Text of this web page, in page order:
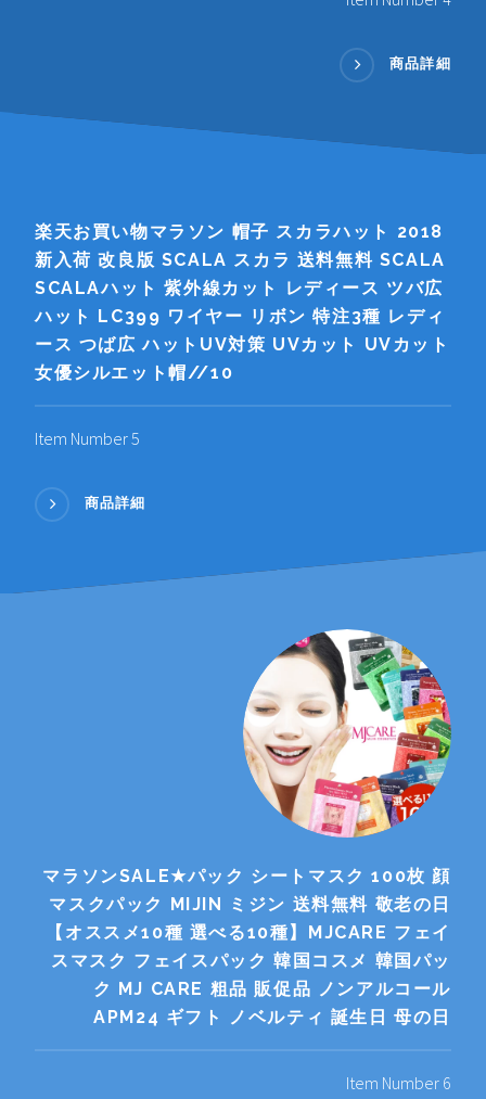
商品詳細
楽天お買い物マラソン 帽子 スカラハット 2018
新入荷 改良版 SCALA スカラ 送料無料 SCALA
SCALAハット 紫外線カット レディース ツバ広
ハット LC399 ワイヤー リボン 特注3種 レディ
ース つば広 ハットUV対策 UVカット UVカット
女優シルエット帽//10
Item Number 5
商品詳細
マラソンSALE★パック シートマスク 100枚 顔
マスクパック MIJIN ミジン 送料無料 敬老の日
【オススメ10種 選べる10種】MJCARE フェイ
スマスク フェイスパック 韓国コスメ 韓国パッ
ク MJ CARE 粗品 販促品 ノンアルコール
APM24 ギフト ノベルティ 誕生日 母の日
Item Number 6